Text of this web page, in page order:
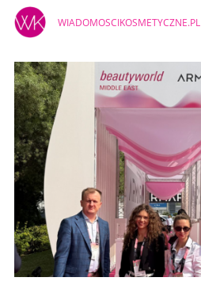
WIADOMOSCIKOSMETYCZNE.PL